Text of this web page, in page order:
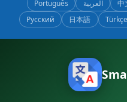
Português
العربية 中
Русский
日本語 Türkçe